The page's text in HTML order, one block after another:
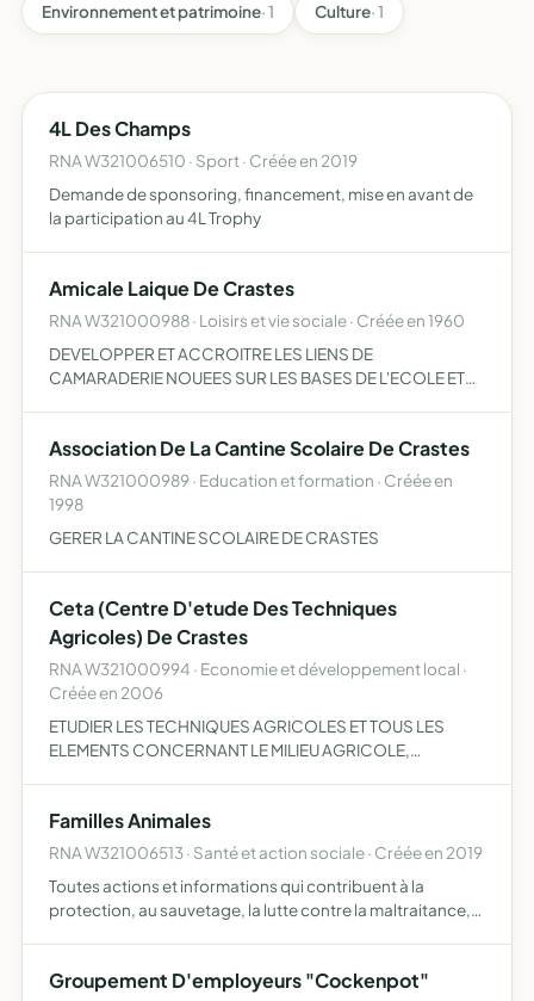
Environnement et patrimoine· 1 Culture· 1
4L Des Champs
RNA W321006510 · Sport · Créée en 2019
Demande de sponsoring, financement, mise en avant de
la participation au 4L Trophy
Amicale Laique De Crastes
RNA W321000988 · Loisirs et vie sociale · Créée en 1960
DEVELOPPER ET ACCROITRE LES LIENS DE
CAMARADERIE NOUEES SUR LES BASES DE L'ECOLE ET
FETES ET SOIREES RECREATIVES.
Association De La Cantine Scolaire De Crastes
RNA W321000989 · Education et formation · Créée en
1998
GERER LA CANTINE SCOLAIRE DE CRASTES
Ceta (Centre D'etude Des Techniques
Agricoles) De Crastes
RNA W321000994 · Economie et développement local ·
Créée en 2006
ETUDIER LES TECHNIQUES AGRICOLES ET TOUS LES
ELEMENTS CONCERNANT LE MILIEU AGRICOLE,
Familles Animales
RNA W321006513 · Santé et action sociale · Créée en 2019
Toutes actions et informations qui contribuent à la
protection, au sauvetage, la lutte contre la maltraitance,
Groupement D'employeurs "Cockenpot"